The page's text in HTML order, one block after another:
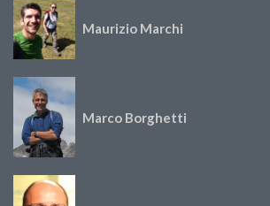
Maurizio Marchi
Marco Borghetti